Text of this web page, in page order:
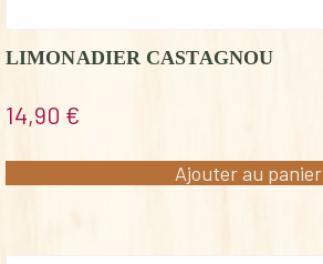
LIMONADIER CASTAGNOU
14,90 €
Ajouter au panier